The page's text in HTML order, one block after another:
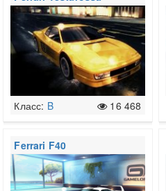
Класс: B 16 468
Ferrari F40